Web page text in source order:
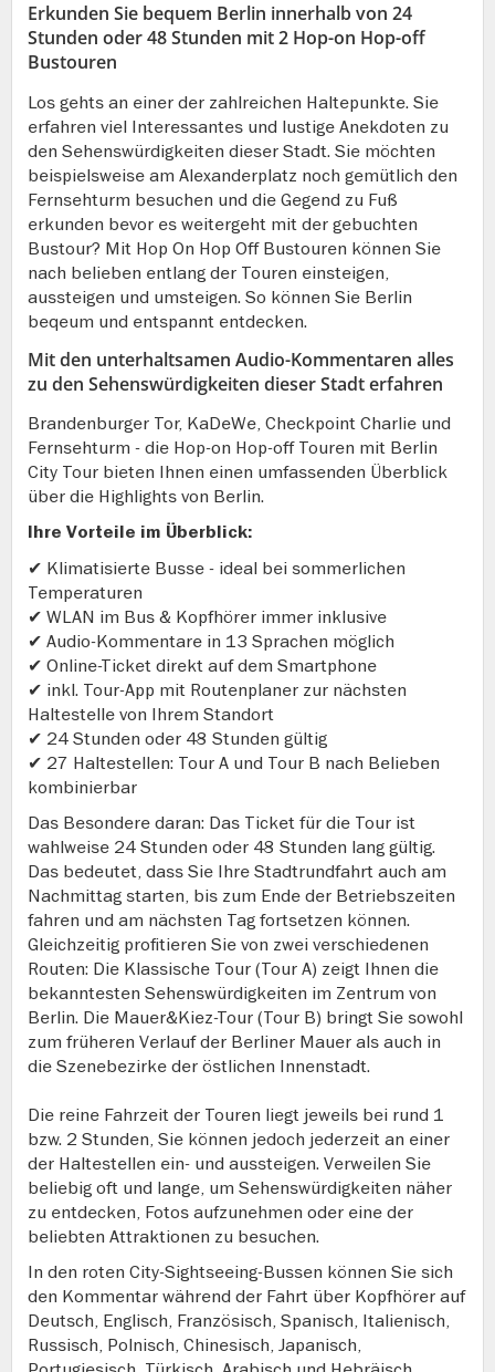
Erkunden Sie bequem Berlin innerhalb von 24
Stunden oder 48 Stunden mit 2 Hop-on Hop-off
Bustouren
Los gehts an einer der zahlreichen Haltepunkte. Sie
erfahren viel Interessantes und lustige Anekdoten zu
den Sehenswürdigkeiten dieser Stadt. Sie möchten
beispielsweise am Alexanderplatz noch gemütlich den
Fernsehturm besuchen und die Gegend zu Fuß
erkunden bevor es weitergeht mit der gebuchten
Bustour? Mit Hop On Hop Off Bustouren können Sie
nach belieben entlang der Touren einsteigen,
aussteigen und umsteigen. So können Sie Berlin
beqeum und entspannt entdecken.
Mit den unterhaltsamen Audio-Kommentaren alles
zu den Sehenswürdigkeiten dieser Stadt erfahren
Brandenburger Tor, KaDeWe, Checkpoint Charlie und
Fernsehturm - die Hop-on Hop-off Touren mit Berlin
City Tour bieten Ihnen einen umfassenden Überblick
über die Highlights von Berlin.
Ihre Vorteile im Überblick:
✔ Klimatisierte Busse - ideal bei sommerlichen
Temperaturen
✔ WLAN im Bus & Kopfhörer immer inklusive
✔ Audio-Kommentare in 13 Sprachen möglich
✔ Online-Ticket direkt auf dem Smartphone
✔ inkl. Tour-App mit Routenplaner zur nächsten
Haltestelle von Ihrem Standort
✔ 24 Stunden oder 48 Stunden gültig
✔ 27 Haltestellen: Tour A und Tour B nach Belieben
kombinierbar
Das Besondere daran: Das Ticket für die Tour ist
wahlweise 24 Stunden oder 48 Stunden lang gültig.
Das bedeutet, dass Sie Ihre Stadtrundfahrt auch am
Nachmittag starten, bis zum Ende der Betriebszeiten
fahren und am nächsten Tag fortsetzen können.
Gleichzeitig profitieren Sie von zwei verschiedenen
Routen: Die Klassische Tour (Tour A) zeigt Ihnen die
bekanntesten Sehenswürdigkeiten im Zentrum von
Berlin. Die Mauer&Kiez-Tour (Tour B) bringt Sie sowohl
zum früheren Verlauf der Berliner Mauer als auch in
die Szenebezirke der östlichen Innenstadt.
Die reine Fahrzeit der Touren liegt jeweils bei rund 1
bzw. 2 Stunden, Sie können jedoch jederzeit an einer
der Haltestellen ein- und aussteigen. Verweilen Sie
beliebig oft und lange, um Sehenswürdigkeiten näher
zu entdecken, Fotos aufzunehmen oder eine der
beliebten Attraktionen zu besuchen.
In den roten City-Sightseeing-Bussen können Sie sich
den Kommentar während der Fahrt über Kopfhörer auf
Deutsch, Englisch, Französisch, Spanisch, Italienisch,
Russisch, Polnisch, Chinesisch, Japanisch,